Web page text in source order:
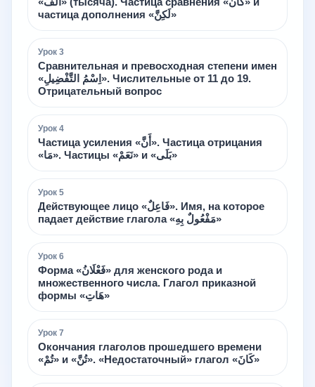
частица дополнения «لَكِنَّ»
Урок 3
Сравнительная и превосходная степени имен
«اِسْمُ التَّفْضِيلِ». Числительные от 11 до 19.
Отрицательный вопрос
Урок 4
Частица усиления «أَنَّ». Частица отрицания
«مَا». Частицы «نَعَمْ» и «بَلَى»
Урок 5
Действующее лицо «فَاعِلٌ». Имя, на которое
падает действие глагола «مَفْعُولٌ بِهِ»
Урок 6
Форма «فَعْلَانُ» для женского рода и
множественного числа. Глагол приказной
формы «هَاتِ»
Урок 7
Окончания глаголов прошедшего времени
«تُمْ» и «تُنَّ». «Недостаточный» глагол «كَانَ»